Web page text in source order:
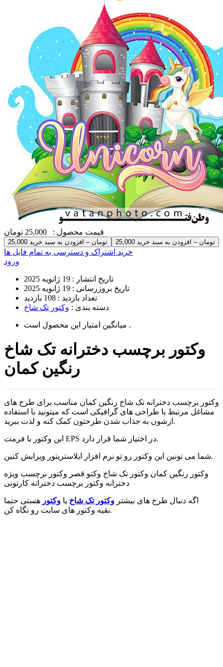
قیمت محصول : 25,000 تومان
25,000 تومان – افزودن به سبد خرید
خرید اشتراک و دسترسی به تمام فایل ها
ورود
تاریخ انتشار : 19 ژانویه 2025
تاریخ بروزرسانی : 19 ژانویه 2025
تعداد بازدید : 108 بازدید
دسته بندی : وکتور تک شاخ
میانگین امتیاز این محصول است .
وکتور برچسب دخترانه تک شاخ
رنگین کمان
وکتور برچسب دخترانه تک شاخ رنگین کمان مناسب برای طرح های
مشاغل مرتبط با طراحی های گرافیکی است که میتونید با استفاده
ازشون به جذاب شدن طرحتون کمک کنه و لذت ببرید.
این وکتور با فرمت EPS در اختیار شما قرار دارد.
شما می تونین این وکتور رو تو نرم افزار ایلاستریتور ویرایش کنین.
وکتور رنگین کمان وکتور تک شاخ وکتو قصر وکتور برچسب ویژه
دخترانه وکتور برچسب دخترانه کارتونی
اگه دنبال طرح های بیشتر وکتور تک شاخ یا وکتور هستی حتما
بقیه وکتور های سایت رو نگاه کن.